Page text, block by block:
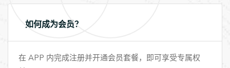
如何成为会员？
在 APP 内完成注册并开通会员套餐，即可享受专属权